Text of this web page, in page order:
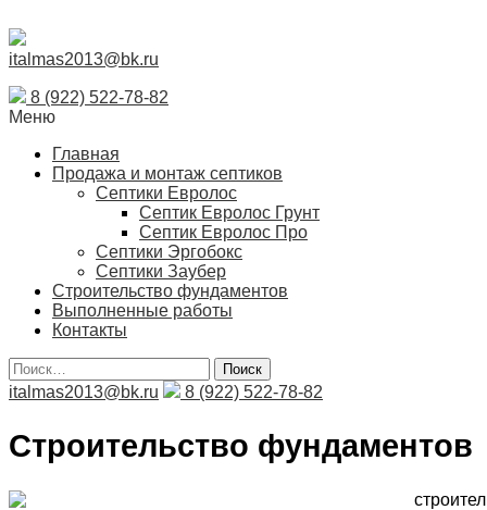
italmas2013@bk.ru
8 (922) 522-78-82
Меню
Главная
Продажа и монтаж септиков
Септики Евролос
Септик Евролос Грунт
Септик Евролос Про
Септики Эргобокс
Септики Заубер
Строительство фундаментов
Выполненные работы
Контакты
Поиск
italmas2013@bk.ru 8 (922) 522-78-82
Строительство фундаментов